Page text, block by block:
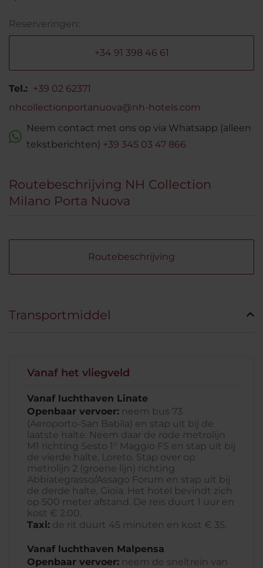
Reserveringen:
+34 91 398 46 61
Tel.: +39 02 62371
nhcollectionportanuova@nh-hotels.com
Neem contact met ons op via Whatsapp (alleen
tekstberichten) +39 345 03 47 866
Routebeschrijving NH Collection
Milano Porta Nuova
Routebeschrijving
Transportmiddel
Vanaf het vliegveld
Vanaf luchthaven Linate
Openbaar vervoer: neem bus 73
(Aeroporto-San Babila) en stap uit bij de
laatste halte. Neem daar de rode metrolijn
M1 richting Sesto 1° Maggio FS en stap uit bij
de vierde halte, Loreto. Stap over op
metrolijn 2 (groene lijn) richting
Abbiategrasso/Assago Forum en stap uit bij
de derde halte, Gioia. Het hotel bevindt zich
op 500 meter afstand. De reis duurt 1 uur en
kost € 2.00.
Taxi: de rit duurt 45 minuten en kost € 35.
Vanaf luchthaven Malpensa
Openbaar vervoer: neem de sneltrein van